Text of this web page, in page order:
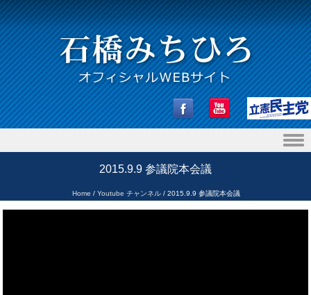
2015.9.9 参議院本会議
Home / Youtube チャンネル/ 2015.9.9 参議院本会議